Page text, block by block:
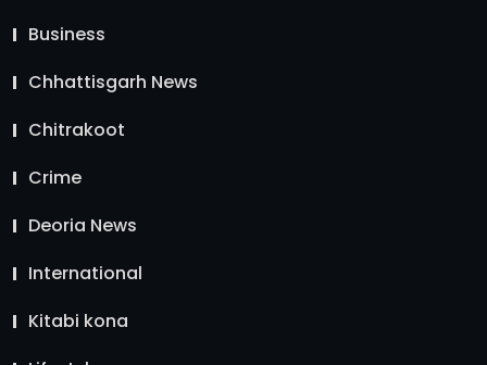
Business
Chhattisgarh News
Chitrakoot
Crime
Deoria News
International
Kitabi kona